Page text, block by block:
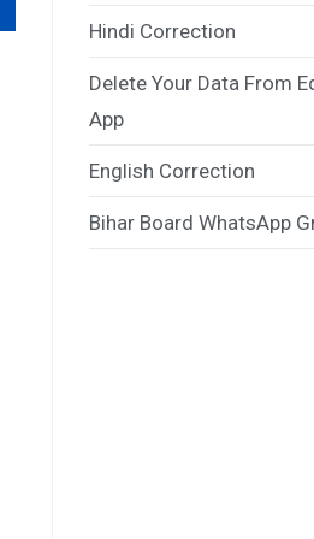
Hindi Correction
Delete Your Data From
App
English Correction
Bihar Board WhatsApp